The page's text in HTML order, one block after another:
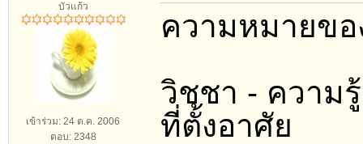
บัวแก้ว
เข้าร่วม: 24 ต.ค. 2006
ตอบ: 2348
ความหมายข
วิชชา - ความ
ที่ตั้งอาศัย